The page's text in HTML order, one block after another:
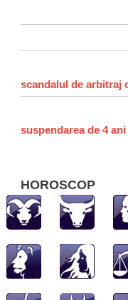
scandalul de arbitraj
suspendarea de 4
HOROSCOP